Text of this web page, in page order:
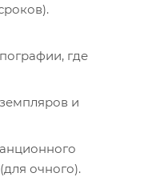
где
и
очного).